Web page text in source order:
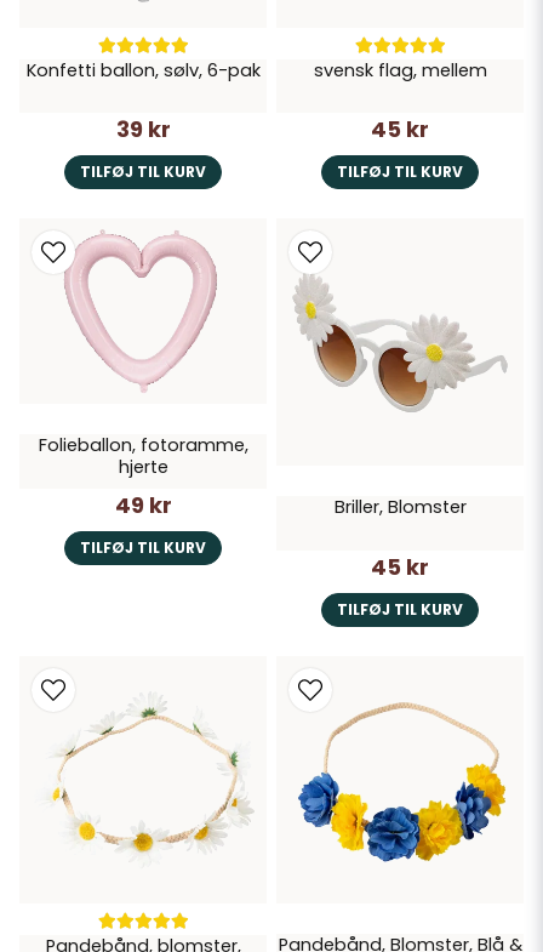
Konfetti ballon, sølv, 6-pak
39 kr
TILFØJ TIL KURV
svensk flag, mellem
45 kr
TILFØJ TIL KURV
Folieballon, fotoramme,
hjerte
49 kr
TILFØJ TIL KURV
Briller, Blomster
45 kr
TILFØJ TIL KURV
Pandebånd, blomster,
Pandebånd, Blomster, Blå &